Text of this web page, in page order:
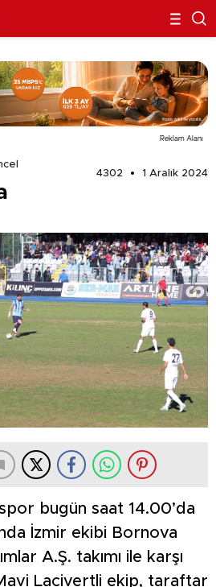
Reklam Alanı
4302
1 Aralık 2024
bugün saat 14.00’da
İzmir ekibi Bornova
A.Ş. takımı ile karşı
Lacivertli ekip, taraftar